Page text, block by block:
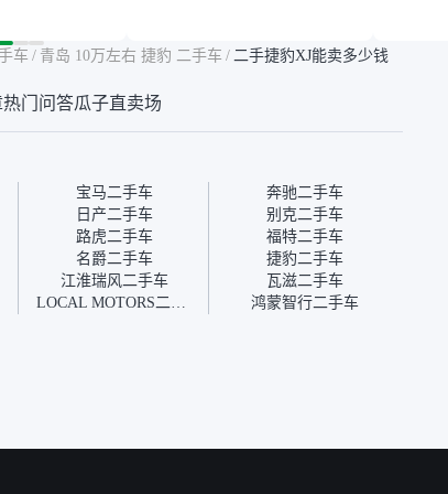
也正常，毕
平台上很多
测有售后，
期，这一点很便捷，其他平
线上办不了，这是瓜子最核
比线下贵1000-2000元，因
为瓜子有质保，车子出小毛
病维修更有保障。”
车 / 青岛 10万左右 捷豹 二手车 / 二手捷豹XJ能卖多少钱
热门问答瓜子直卖场
宝马二手车
奔驰二手车
日产二手车
别克二手车
路虎二手车
福特二手车
名爵二手车
捷豹二手车
江淮瑞风二手车
瓦滋二手车
LOCAL MOTORS二手车 鸿蒙智行二手车